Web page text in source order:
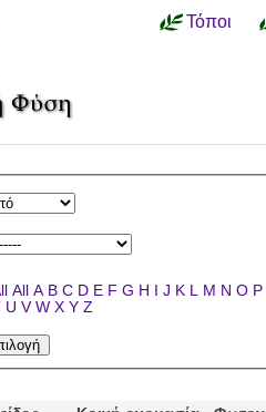
Τόποι
All A B C D E F G H I J K L M N O P
U V W X Y Z